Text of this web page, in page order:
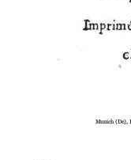
Munich (De),